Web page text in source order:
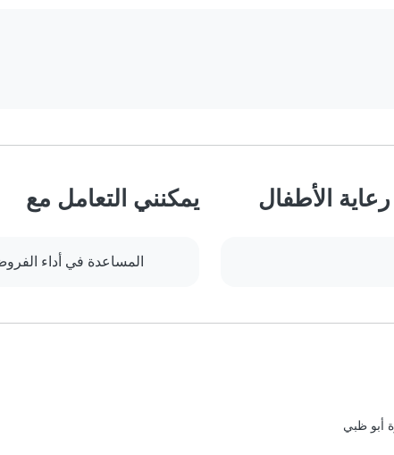
الأطفال يمكنني التعامل مع
المساعدة في أداء
أبو ظبي